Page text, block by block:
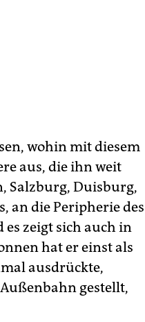
wohin mit diesem
aus, die ihn weit
Salzburg, Duisburg,
an die Peripherie des
zeigt sich auch in
hat er einst als
ausdrückte,
gestellt,